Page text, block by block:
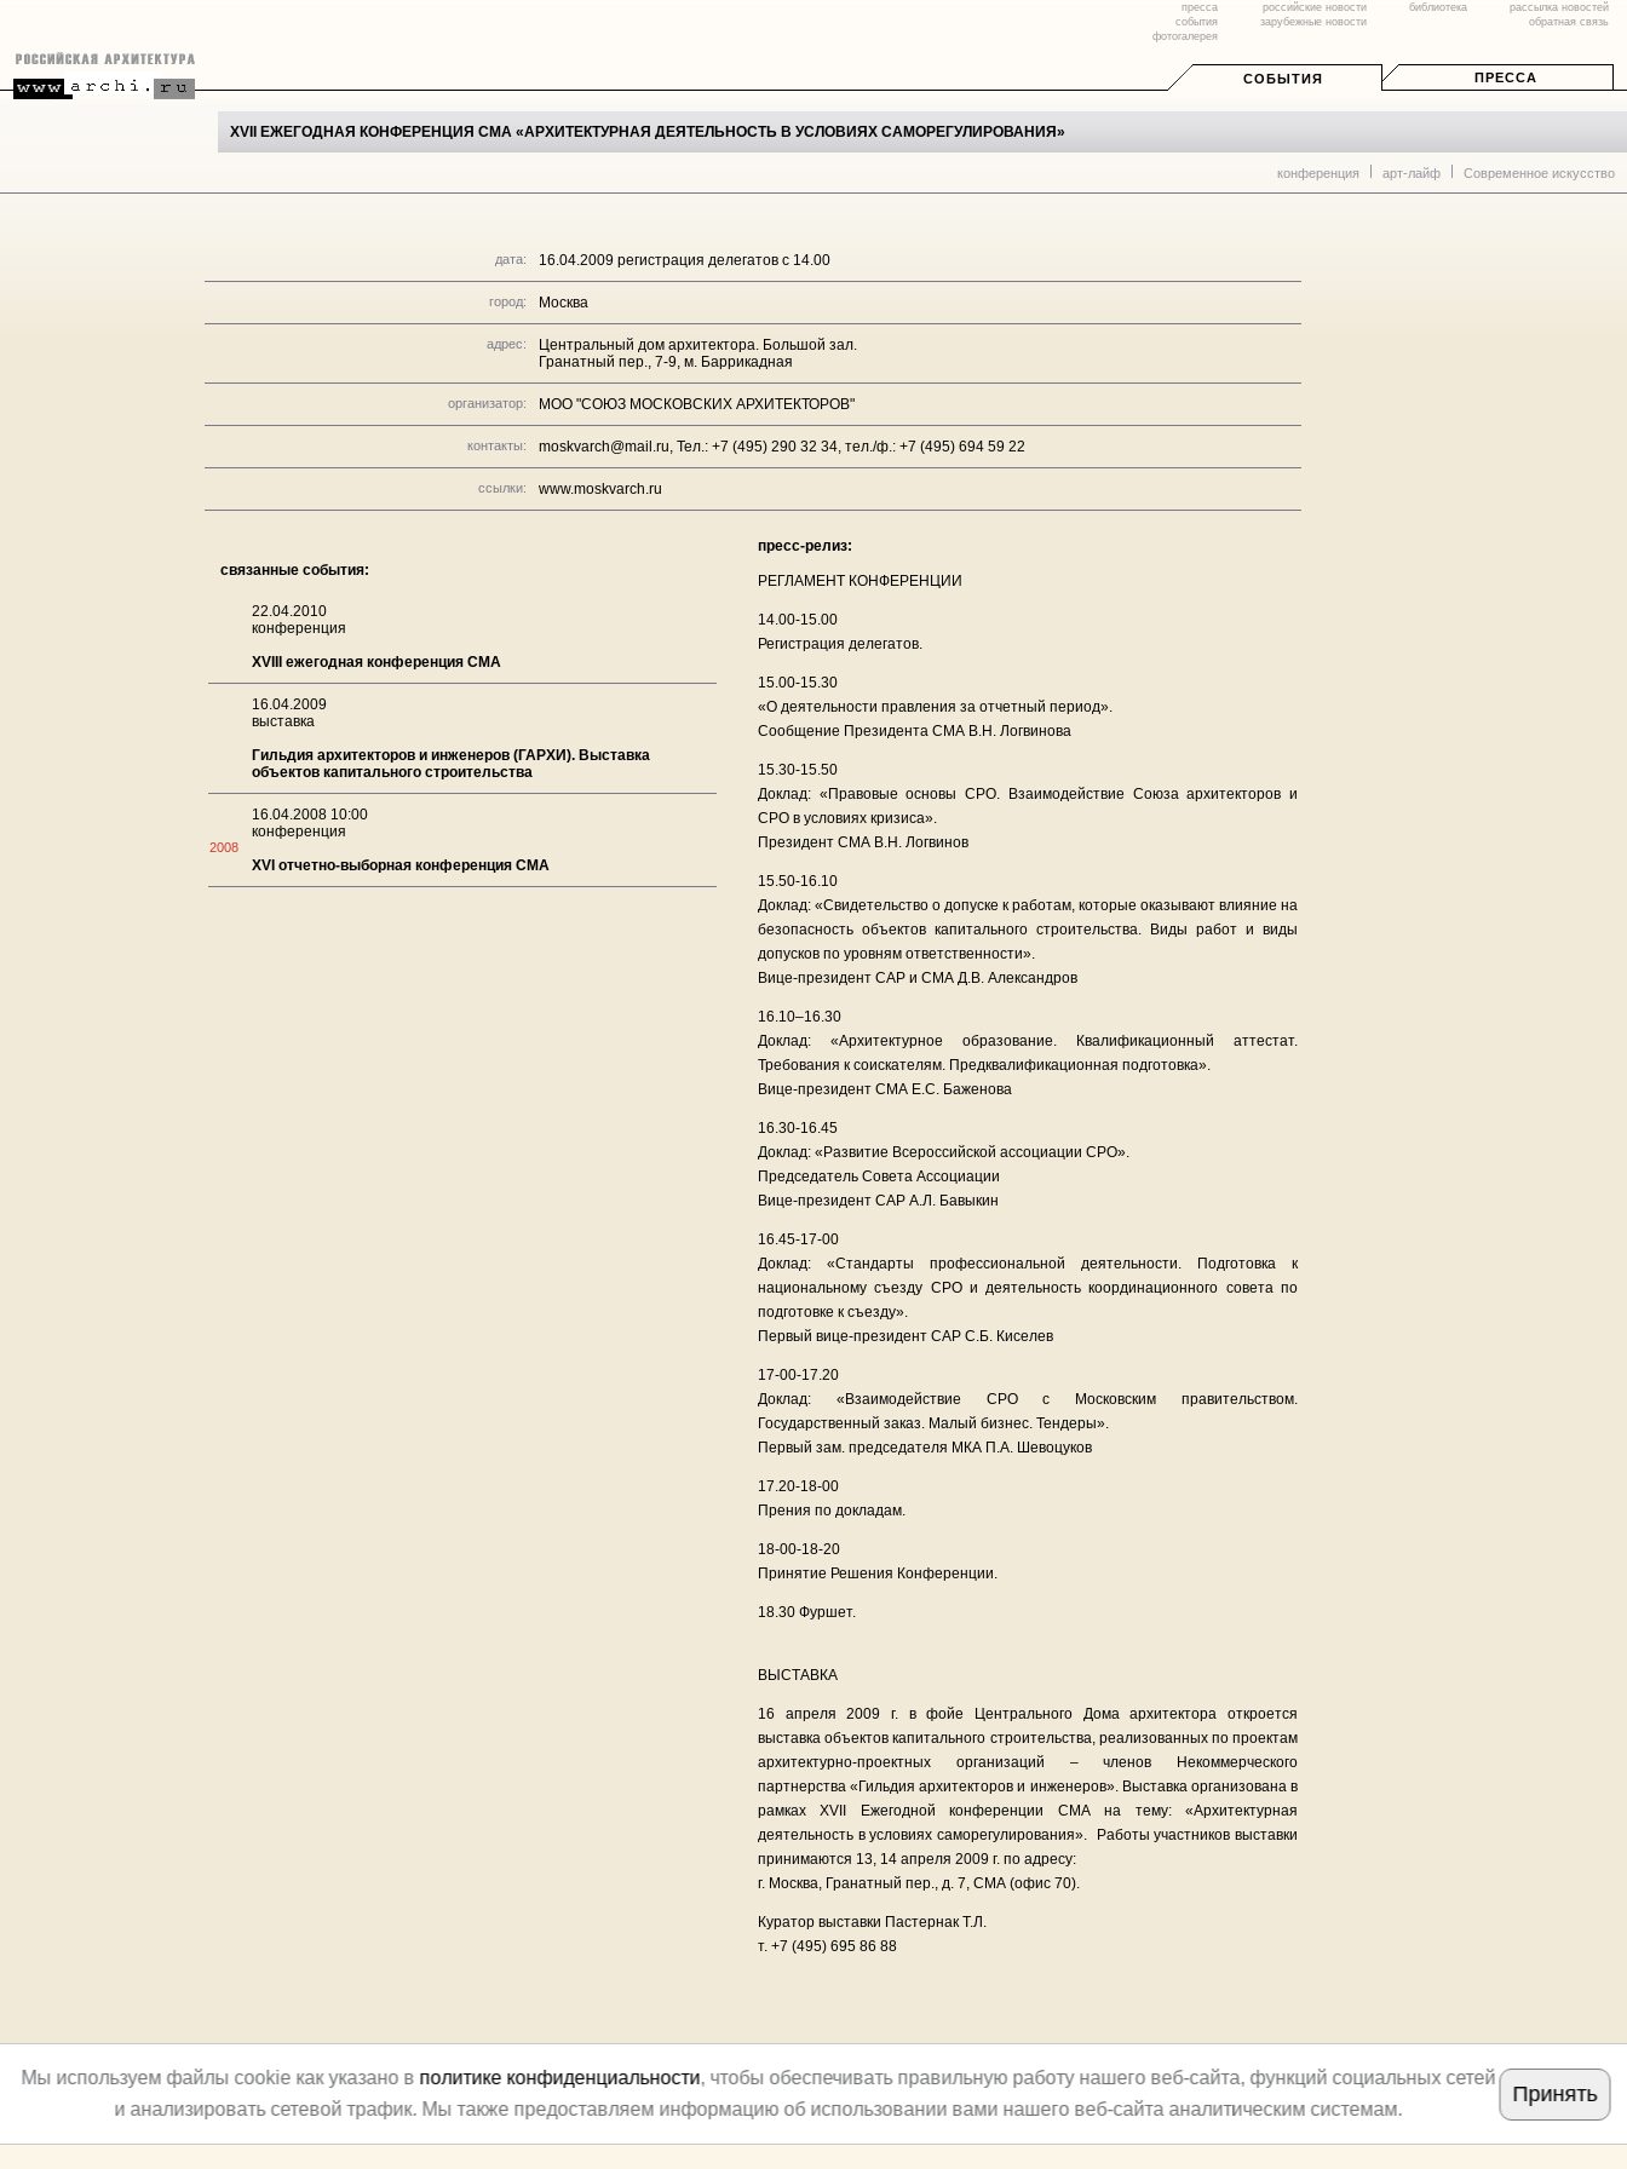
пресса
события
фотогалерея
российские новости
зарубежные новости
библиотека
рассылка новостей
обратная связь
СОБЫТИЯ ПРЕССА
XVII ЕЖЕГОДНАЯ КОНФЕРЕНЦИЯ СМА «АРХИТЕКТУРНАЯ ДЕЯТЕЛЬНОСТЬ В УСЛОВИЯХ САМОРЕГУЛИРОВАНИЯ»
конференция арт-лайф Современное искусство
дата: 16.04.2009 регистрация делегатов с 14.00
город: Москва
адрес:
Центральный дом архитектора. Большой зал.
Гранатный пер., 7-9, м. Баррикадная
организатор: МОО "СОЮЗ МОСКОВСКИХ АРХИТЕКТОРОВ"
контакты: moskvarch@mail.ru, Тел.: +7 (495) 290 32 34, тел./ф.: +7 (495) 694 59 22
ссылки: www.moskvarch.ru
связанные события:
22.04.2010
конференция
XVIII ежегодная конференция СМА
16.04.2009
выставка
Гильдия архитекторов и инженеров (ГАРХИ). Выставка
объектов капитального строительства
2008
16.04.2008 10:00
конференция
XVI отчетно-выборная конференция СМА
пресс-релиз:
РЕГЛАМЕНТ КОНФЕРЕНЦИИ
14.00-15.00
Регистрация делегатов.
15.00-15.30
«О деятельности правления за отчетный период».
Сообщение Президента СМА В.Н. Логвинова
15.30-15.50
Доклад: «Правовые основы СРО. Взаимодействие Союза архитекторов и
СРО в условиях кризиса».
Президент СМА В.Н. Логвинов
15.50-16.10
Доклад: «Свидетельство о допуске к работам, которые оказывают влияние на
безопасность объектов капитального строительства. Виды работ и виды
допусков по уровням ответственности».
Вице-президент САР и СМА Д.В. Александров
16.10–16.30
Доклад: «Архитектурное образование. Квалификационный аттестат.
Требования к соискателям. Предквалификационная подготовка».
Вице-президент СМА Е.С. Баженова
16.30-16.45
Доклад: «Развитие Всероссийской ассоциации СРО».
Председатель Совета Ассоциации
Вице-президент САР А.Л. Бавыкин
16.45-17-00
Доклад: «Стандарты профессиональной деятельности. Подготовка к
национальному съезду СРО и деятельность координационного совета по
подготовке к съезду».
Первый вице-президент САР С.Б. Киселев
17-00-17.20
Доклад: «Взаимодействие СРО с Московским правительством.
Государственный заказ. Малый бизнес. Тендеры».
Первый зам. председателя МКА П.А. Шевоцуков
17.20-18-00
Прения по докладам.
18-00-18-20
Принятие Решения Конференции.
18.30 Фуршет.
ВЫСТАВКА
16 апреля 2009 г. в фойе Центрального Дома архитектора откроется
выставка объектов капитального строительства, реализованных по проектам
архитектурно-проектных организаций – членов Некоммерческого
партнерства «Гильдия архитекторов и инженеров». Выставка организована в
рамках XVII Ежегодной конференции СМА на тему: «Архитектурная
деятельность в условиях саморегулирования». Работы участников выставки
принимаются 13, 14 апреля 2009 г. по адресу:
г. Москва, Гранатный пер., д. 7, СМА (офис 70).
Куратор выставки Пастернак Т.Л.
т. +7 (495) 695 86 88
Мы используем файлы cookie как указано в политике конфиденциальности, чтобы обеспечивать правильную работу нашего веб-сайта, функций социальных сетей
и анализировать сетевой трафик. Мы также предоставляем информацию об использовании вами нашего веб-сайта аналитическим системам.
Принять